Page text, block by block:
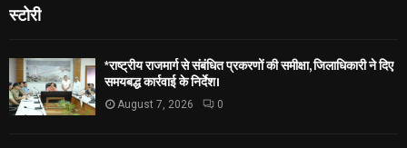
स्टोरी
*राष्ट्रीय राजमार्ग से संबंधित प्रकरणों की समीक्षा, जिलाधिकारी ने दिए
समयबद्ध कार्रवाई के निर्देश।
August 7, 2026 0